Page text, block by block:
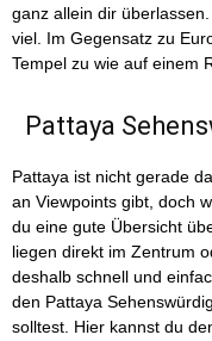
ganz allein dir
viel. Im Gegensatz zu
Tempel zu wie auf einem
Pattaya
Pattaya ist nicht gerade
an Viewpoints gibt, doch
du eine gute Übersicht
liegen direkt im Zentrum
deshalb schnell und
den Pattaya
solltest. Hier kannst du